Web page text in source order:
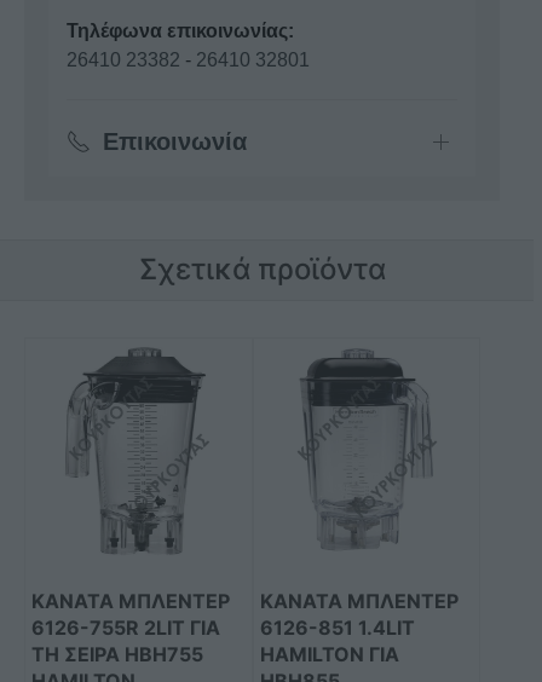
Τηλέφωνα επικοινωνίας:
26410 23382 - 26410 32801
Επικοινωνία
Σχετικά προϊόντα
ΚΑΝΆΤΑ ΜΠΛΈΝΤΕΡ
6126-755R 2LIT ΓΙΑ
ΤΗ ΣΕΙΡΆ HBH755
ΚΑΝΆΤΑ ΜΠΛΈΝΤΕΡ
6126-851 1.4LIT
HAMILTON ΓΙΑ